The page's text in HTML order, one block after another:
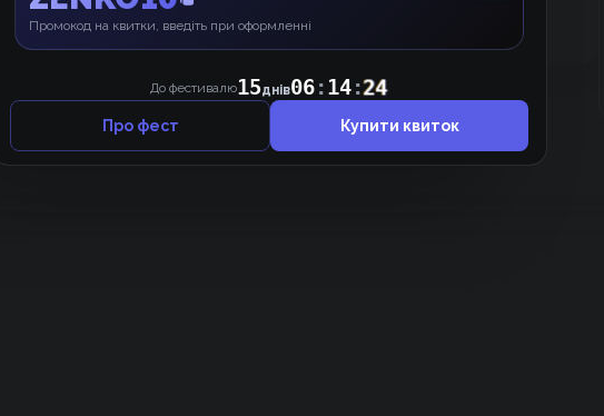
Щось ніхто не коментує, може, почнемо 👉👈 ?
Промокод на квитки, введіть при оформленні
До фестивалю15днів06:14:24
Про фест Купити квиток